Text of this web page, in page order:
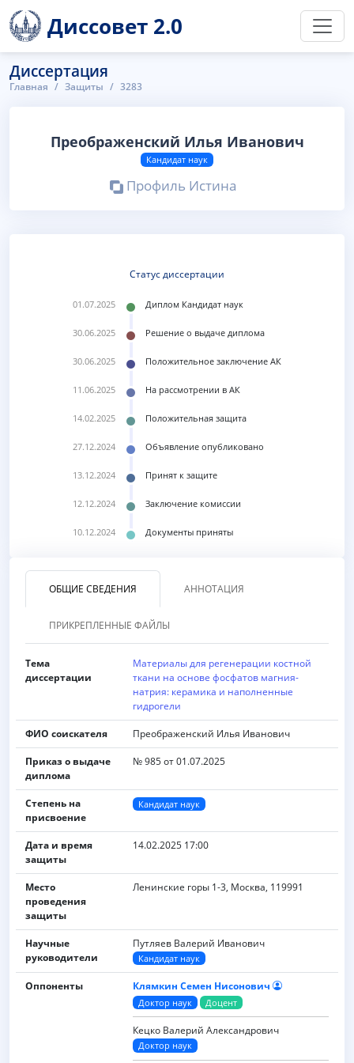
Диссовет 2.0
Диссертация
Главная Защиты 3283
Преображенский Илья Иванович
Кандидат наук
Профиль Истина
Статус диссертации
01.07.2025 Диплом Кандидат наук
30.06.2025 Решение о выдаче диплома
30.06.2025 Положительное заключение АК
11.06.2025 На рассмотрении в АК
14.02.2025 Положительная защита
27.12.2024 Объявление опубликовано
13.12.2024 Принят к защите
12.12.2024 Заключение комиссии
10.12.2024 Документы приняты
ОБЩИЕ СВЕДЕНИЯ АННОТАЦИЯ
ПРИКРЕПЛЕННЫЕ ФАЙЛЫ
Тема
диссертации
Материалы для регенерации костной
ткани на основе фосфатов магния-
натрия: керамика и наполненные
гидрогели
ФИО соискателя Преображенский Илья Иванович
Приказ о выдаче
диплома
№ 985 от 01.07.2025
Степень на
присвоение
Кандидат наук
Дата и время
защиты
14.02.2025 17:00
Место
проведения
защиты
Ленинские горы 1-3, Москва, 119991
Научные
руководители
Путляев Валерий Иванович
Кандидат наук
Оппоненты Клямкин Семен Нисонович
Доктор наук Доцент
Кецко Валерий Александрович
Доктор наук